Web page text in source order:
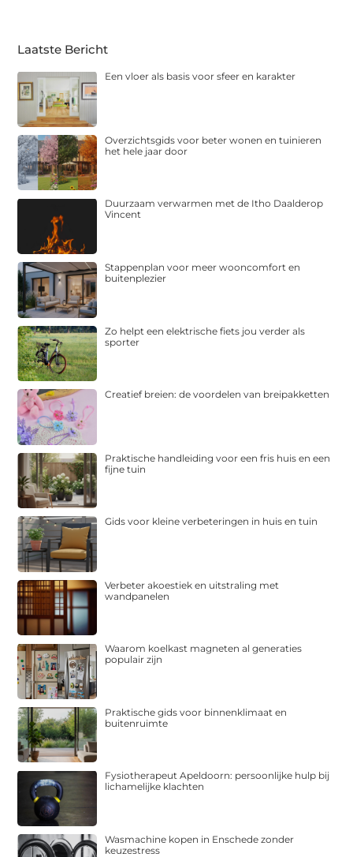
Laatste Bericht
Een vloer als basis voor sfeer en karakter
Overzichtsgids voor beter wonen en tuinieren
het hele jaar door
Duurzaam verwarmen met de Itho Daalderop
Vincent
Stappenplan voor meer wooncomfort en
buitenplezier
Zo helpt een elektrische fiets jou verder als
sporter
Creatief breien: de voordelen van breipakketten
Praktische handleiding voor een fris huis en een
fijne tuin
Gids voor kleine verbeteringen in huis en tuin
Verbeter akoestiek en uitstraling met
wandpanelen
Waarom koelkast magneten al generaties
populair zijn
Praktische gids voor binnenklimaat en
buitenruimte
Fysiotherapeut Apeldoorn: persoonlijke hulp bij
lichamelijke klachten
Wasmachine kopen in Enschede zonder
keuzestress